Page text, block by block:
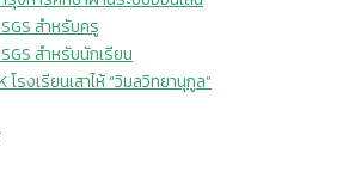
สำหรับครู
สำหรับนักเรียน
รงเรียนเสาไห้ “วิมลวิทยานุกูล”